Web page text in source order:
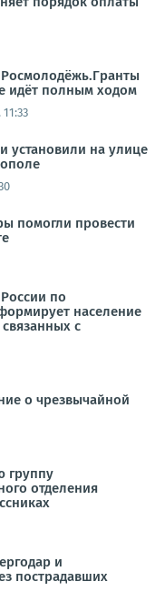
идёт полным ходом
установили на улице
помогли провести
по
население
с
о чрезвычайной
группу
отделения
и
пострадавших